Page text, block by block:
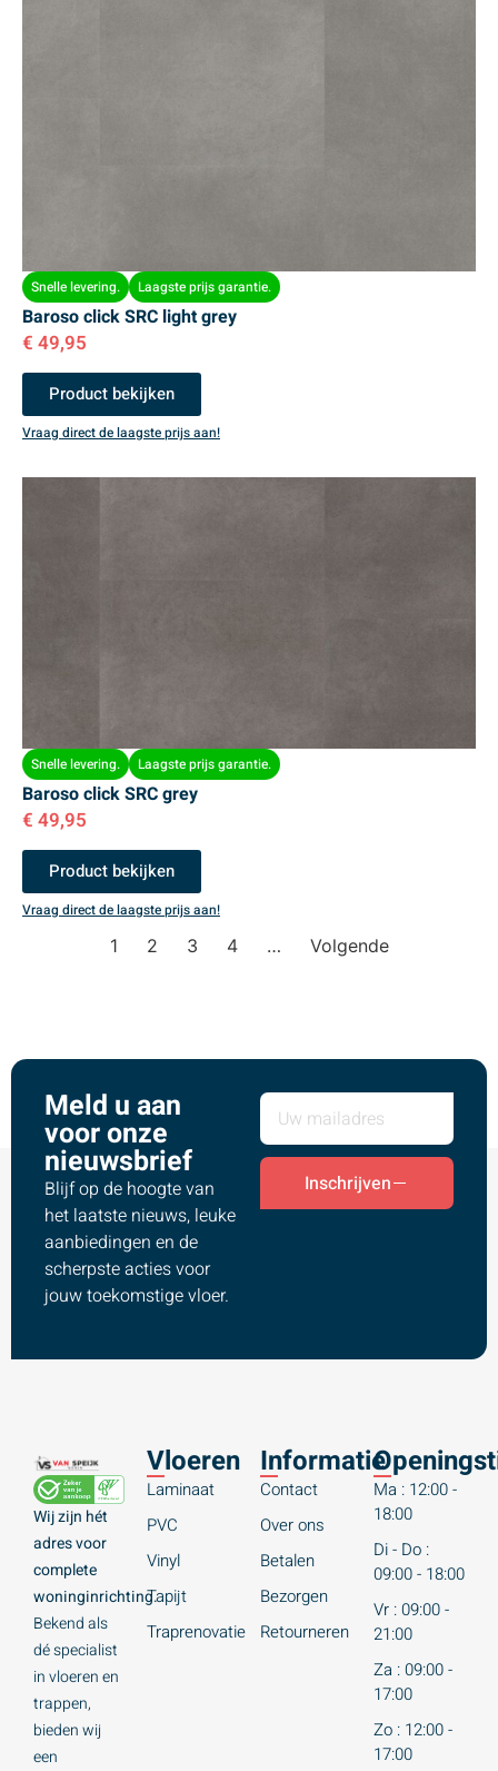
Snelle levering. Laagste prijs garantie.
Baroso click SRC light grey
€ 49,95
Product bekijken
Vraag direct de laagste prijs aan!
Snelle levering. Laagste prijs garantie.
Baroso click SRC grey
€ 49,95
Product bekijken
Vraag direct de laagste prijs aan!
1 2 3 4 … Volgende
Meld u aan
voor onze
nieuwsbrief
Blijf op de hoogte van
het laatste nieuws, leuke
aanbiedingen en de
scherpste acties voor
jouw toekomstige vloer.
Inschrijven
Wij zijn hét
adres voor
complete
woninginrichting.
Bekend als
dé specialist
in vloeren en
trappen,
bieden wij
een
Vloeren
Laminaat
PVC
Vinyl
Tapijt
Traprenovatie
Informatie
Contact
Over ons
Betalen
Bezorgen
Retourneren
Ma : 12:00 -
18:00
Di - Do :
09:00 - 18:00
Vr : 09:00 -
21:00
Za : 09:00 -
17:00
Zo : 12:00 -
17:00